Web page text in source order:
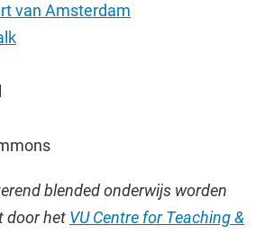
van Amsterdam
blended onderwijs worden
door het VU Centre for Teaching &